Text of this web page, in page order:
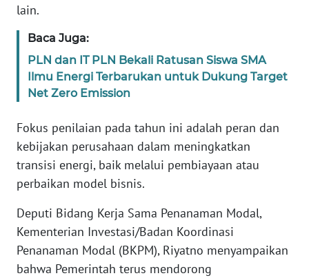
lain.
Baca Juga:
PLN dan IT PLN Bekali Ratusan Siswa SMA
Ilmu Energi Terbarukan untuk Dukung Target
Net Zero Emission
Fokus penilaian pada tahun ini adalah peran dan
kebijakan perusahaan dalam meningkatkan
transisi energi, baik melalui pembiayaan atau
perbaikan model bisnis.
Deputi Bidang Kerja Sama Penanaman Modal,
Kementerian Investasi/Badan Koordinasi
Penanaman Modal (BKPM), Riyatno menyampaikan
bahwa Pemerintah terus mendorong
WN
WN
KEPRI
PAPUA
WN
PAPUA
WN